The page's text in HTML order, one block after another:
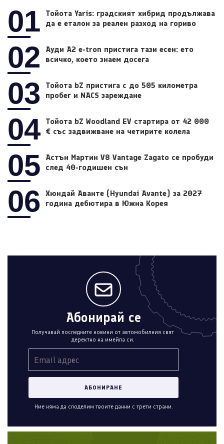
01
Тойота Yaris: градският хибрид продължава
да е еталон за реален разход на гориво
02
Ауди A2 e-tron пристига тази есен: ето
всичко, което знаем досега
03
Тойота bZ пристига с до 505 километра
пробег и NACS зареждане
04 Тойота bZ Woodland EV стартира от 42 000
€ със задвижване на четирите колела
05
Астън Мартин V8 Vantage Zagato се пробуди
след 40-годишен сън
06
Хюндай Аванте (Hyundai Avante) за 2027
година дебютира в Южна Корея
Абонирай се
Получавай последните новини от автомобилния свят
деректно на имейла си.
Ние няма да споделим твоите данни с трети страни.